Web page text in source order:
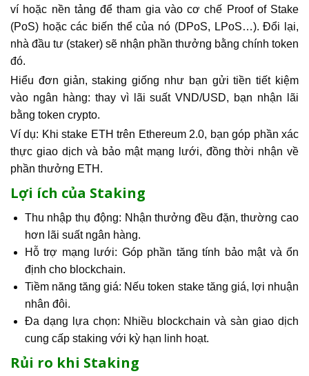
ví hoặc nền tảng để tham gia vào cơ chế Proof of Stake
(PoS) hoặc các biến thể của nó (DPoS, LPoS…). Đổi lại,
nhà đầu tư (staker) sẽ nhận phần thưởng bằng chính token
đó.
Hiểu đơn giản, staking giống như bạn gửi tiền tiết kiệm
vào ngân hàng: thay vì lãi suất VND/USD, bạn nhận lãi
bằng token crypto.
Ví dụ: Khi stake ETH trên Ethereum 2.0, bạn góp phần xác
thực giao dịch và bảo mật mạng lưới, đồng thời nhận về
phần thưởng ETH.
Lợi ích của Staking
Thu nhập thụ động: Nhận thưởng đều đặn, thường cao
hơn lãi suất ngân hàng.
Hỗ trợ mạng lưới: Góp phần tăng tính bảo mật và ổn
định cho blockchain.
Tiềm năng tăng giá: Nếu token stake tăng giá, lợi nhuận
nhân đôi.
Đa dạng lựa chọn: Nhiều blockchain và sàn giao dịch
cung cấp staking với kỳ hạn linh hoạt.
Rủi ro khi Staking